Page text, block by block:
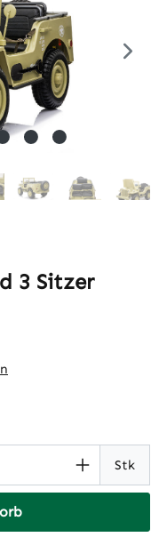
3 Sitzer
Stk